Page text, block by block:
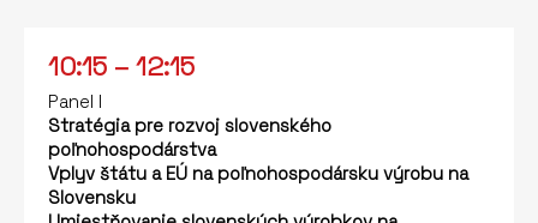
10:15 – 12:15
Panel I
Stratégia pre rozvoj slovenského
poľnohospodárstva
Vplyv štátu a EÚ na poľnohospodársku výrobu na
Slovensku